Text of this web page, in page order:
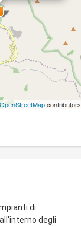
OpenStreetMapcontributors
di
degli